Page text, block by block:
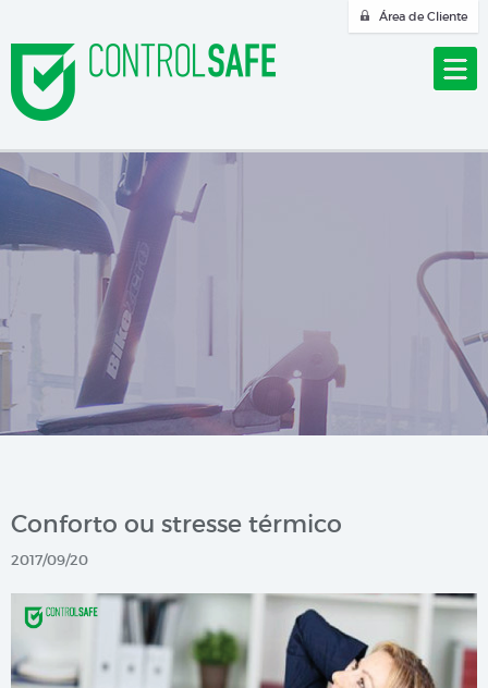
Área de Cliente
Conforto ou stresse térmico
2017/09/20